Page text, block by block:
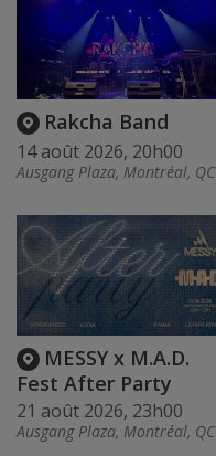
Rakcha Band
14 août 2026, 20h00
Ausgang Plaza, Montréal, QC
MESSY x M.A.D.
Fest After Party
21 août 2026, 23h00
Ausgang Plaza, Montréal, QC